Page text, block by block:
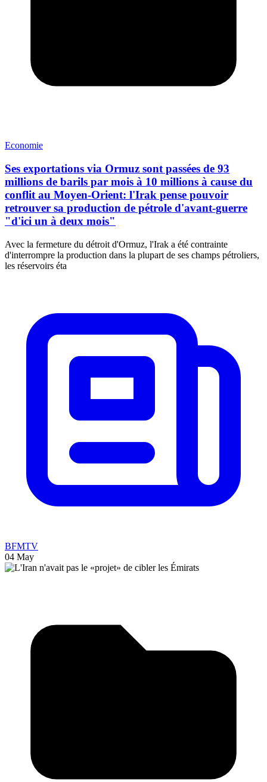
Economie
Ses exportations via Ormuz sont passées de 93
millions de barils par mois à 10 millions à cause du
conflit au Moyen-Orient: l'Irak pense pouvoir
retrouver sa production de pétrole d'avant-guerre
"d'ici un à deux mois"
Avec la fermeture du détroit d'Ormuz, l'Irak a été contrainte
d'interrompre la production dans la plupart de ses champs pétroliers,
les réservoirs éta
BFMTV
04 May